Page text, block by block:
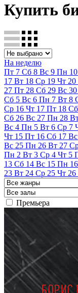
Купить
На неделю
Пт 7 Сб 8 Вс 9 Пн 10
17 Вт 18 Ср 19 Чт 20
27 Пт 28 Сб 29 Вс 30
Сб 5 Вс 6 Пн 7 Вт 8
Ср 16 Чт 17 Пт 18 Сб
Сб 26 Вс 27 Пн 28
Вс 4 Пн 5 Вт 6 Ср 7
Чт 15 Пт 16 Сб 17 Вс
Вс 25 Пн 26 Вт 27
Пн 2 Вт 3 Ср 4 Чт 5
13 Сб 14 Вс 15 Пн 16
23 Вт 24 Ср 25 Чт 26
Премьера